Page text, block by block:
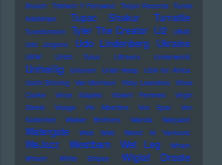
Brusch Tristwch Y Fenywod Trojan Records Tunde
Adebimpe
Tupac Shakur Turnstile
Tuxedomoon Tyler The Creator U2
UB40
Udo Jürgens
Udo Lindenberg Ukraine
UKW Ulrich Tukur Ultravox Underworld
Unheilig Unionen Uriah Heep
USA for Africa
Uschi Brüning Van Morrison Vicky Leandros Vince
Clarke
Vince Staples Violent Femmes
Virgin
Steele
Visage Viv Albertine Von Spar
Von
Südenfed
Walker Brothers Wanda Warpaint
Watergate Web Web Weird Al Yankovic
WeJazz Westbam Wet Leg
Wham
Wham!
White Stripes Wiglaf Droste